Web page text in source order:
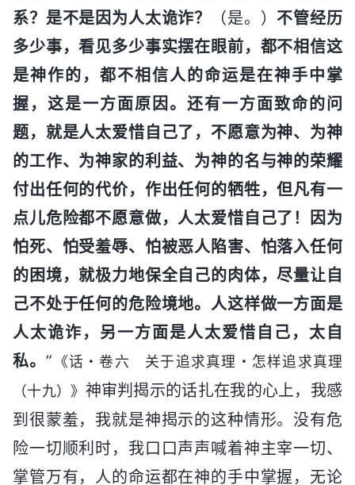
系？是不是因为人太诡诈？
（是。）不管经历
多少事，看见多少事实摆在眼前，都不相信这
是神作的，都不相信人的命运是在神手中掌
握，这是一方面原因。还有一方面致命的问
题，就是人太爱惜自己了，不愿意为神、为神
的工作、为神家的利益、为神的名与神的荣耀
付出任何的代价，作出任何的牺牲，但凡有一
点儿危险都不愿意做，人太爱惜自己了！因为
怕死、怕受羞辱、怕被恶人陷害、怕落入任何
的困境，就极力地保全自己的肉体，尽量让自
己不处于任何的危险境地。人这样做一方面是
人太诡诈，另一方面是人太爱惜自己，太自
私。” 《话・卷六 关于追求真理・怎样追求真理
（十九）》 神审判揭示的话扎在我的心上，我感
到很蒙羞，我就是神揭示的这种情形。没有危
险一切顺利时，我口口声声喊着神主宰一切、
掌管万有，人的命运都在神的手中掌握，无论